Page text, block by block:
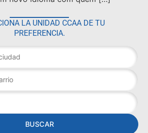
LA UNIDAD CCAA DE TU
PREFERENCIA.
BUSCAR